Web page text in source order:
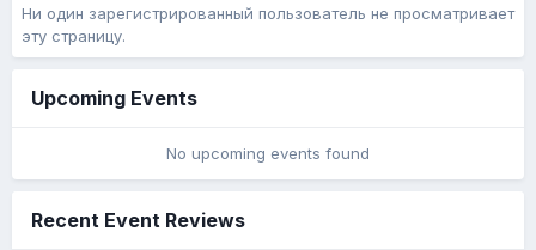
Ни один зарегистрированный пользователь не просматривает
эту страницу.
Upcoming Events
No upcoming events found
Recent Event Reviews